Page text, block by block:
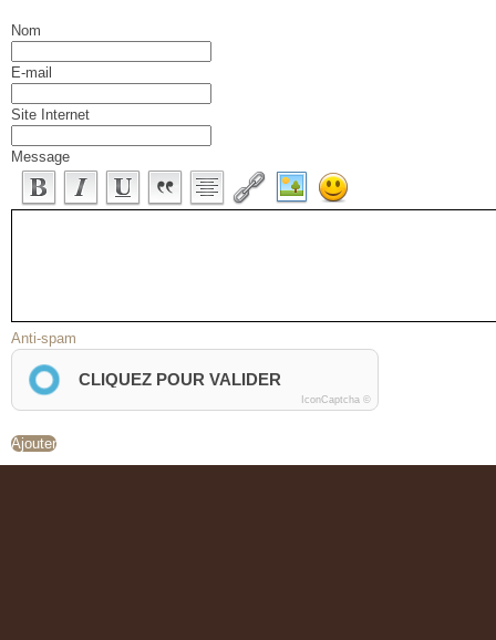
Nom
E-mail
Site Internet
Message
Anti-spam
CLIQUEZ POUR VALIDER
IconCaptcha ©